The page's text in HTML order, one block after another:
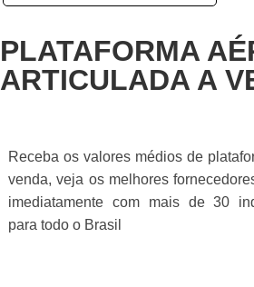
PLATAFORMA
ARTICULADA A
Receba os valores médios de
venda, veja os melhores
imediatamente com mais de 30
para todo o Brasil